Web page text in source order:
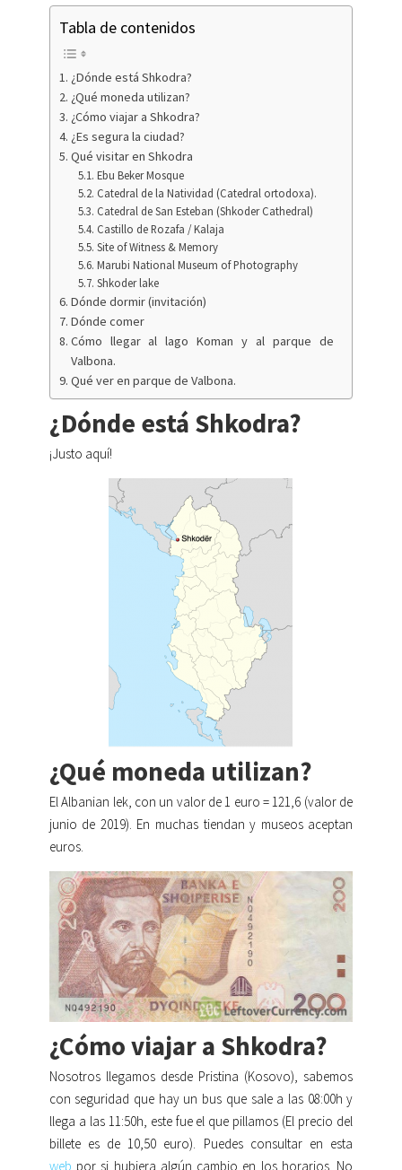
Tabla de contenidos
¿Dónde está Shkodra?
¿Qué moneda utilizan?
¿Cómo viajar a Shkodra?
¿Es segura la ciudad?
Qué visitar en Shkodra
Ebu Beker Mosque
Catedral de la Natividad (Catedral ortodoxa).
Catedral de San Esteban (Shkoder Cathedral)
Castillo de Rozafa / Kalaja
Site of Witness & Memory
Marubi National Museum of Photography
Shkoder lake
Dónde dormir (invitación)
Dónde comer
Cómo llegar al lago Koman y al parque de
Valbona.
Qué ver en parque de Valbona.
¿Dónde está Shkodra?
¡Justo aquí!
¿Qué moneda utilizan?
El Albanian lek, con un valor de 1 euro = 121,6 (valor de
junio de 2019). En muchas tiendan y museos aceptan
euros.
¿Cómo viajar a Shkodra?
Nosotros llegamos desde Pristina (Kosovo), sabemos
con seguridad que hay un bus que sale a las 08:00h y
llega a las 11:50h, este fue el que pillamos (El precio del
billete es de 10,50 euro). Puedes consultar en esta
web por si hubiera algún cambio en los horarios. No